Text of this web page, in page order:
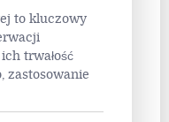
to kluczowy
trwałość
zastosowanie